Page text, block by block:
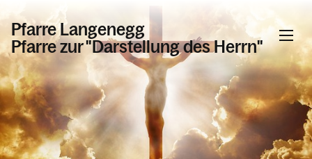
Pfarre Langenegg
Pfarre zur "Darstellung des Herrn"
Informationen
Kalender